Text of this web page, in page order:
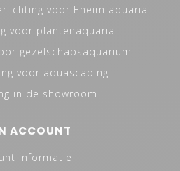
voor Eheim aquaria
voor plantenaquaria
gezelschapsaquarium
voor aquascaping
in de showroom
ACCOUNT
informatie